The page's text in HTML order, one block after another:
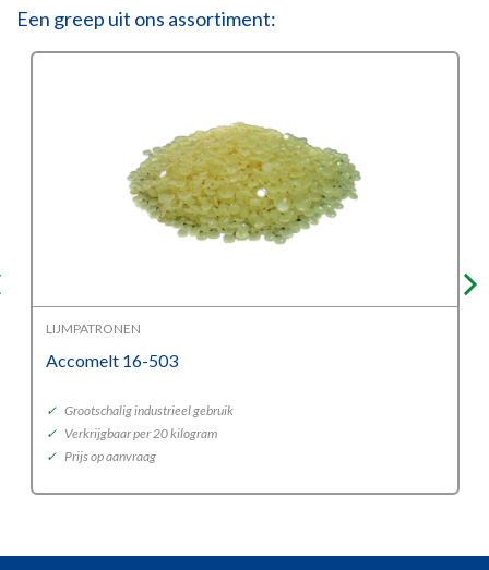
Een greep uit ons assortiment:
LIJMPATRONEN
Accomelt 16-503
✓ Grootschalig industrieel gebruik
✓ Verkrijgbaar per 20 kilogram
✓ Prijs op aanvraag